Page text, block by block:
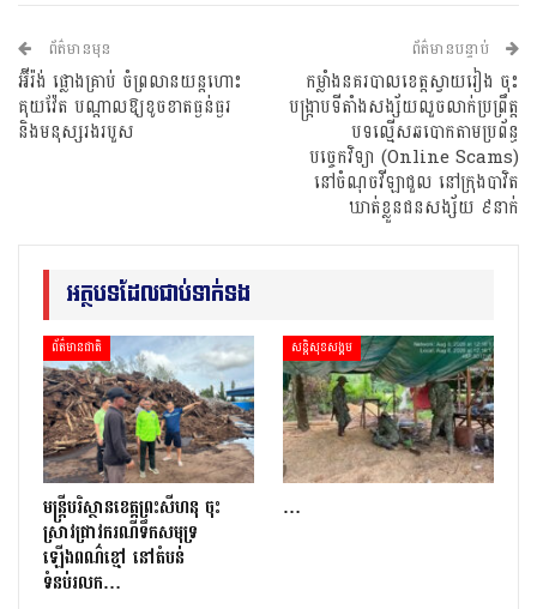
ព័ត៌មានមុន
អ៊ីរ៉ង់ ផ្លោង​គ្រាប់​ ចំ​ព្រលាន​យន្តហោះ
គុយវ៉ែត បណ្ដាល​ឱ្យ​ខូចខាតធ្ងន់ធ្ងរ
និង​មនុស្ស​រង​របួស
ព័ត៌មានបន្ទាប់
កម្លាំងនគរបាល​ខេត្ត​ស្វាយរៀង​ ​ចុះ
បង្រ្កាបទីតាំងសង្ស័យលួចលាក់ប្រព្រឹត្ត
បទល្មើសឆបោកតាមប្រព័ន្ធ
បច្ចេកវិទ្យា (Online Scams)​
នៅចំណុច​វីឡា​ជួល​ នៅ​ក្រុង​បាវិត
ឃាត់ខ្លួនជនសង្ស័យ ៩នាក់
អត្ថបទដែលជាប់ទាក់ទង
ព័ត៌មានជាតិ
មន្រ្តីបរិស្ថានខេត្តព្រះសីហនុ ចុះ
ស្រាវជ្រាវករណីទឹកសមុទ្រ
ឡើងពណ៌ខ្មៅ នៅតំបន់
ទំនប់រលក…
សន្តិសុខសង្គម
…